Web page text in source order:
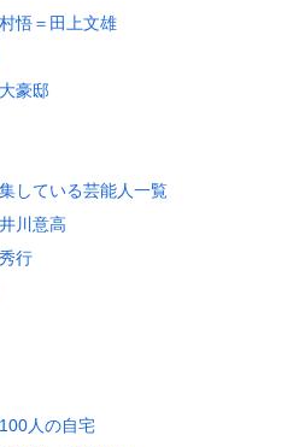
悟＝田上文雄
豪邸
している芸能人一覧
川意高
行
人の自宅